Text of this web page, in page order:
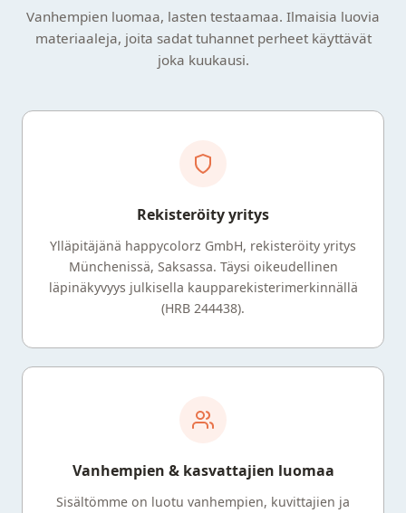
Vanhempien luomaa, lasten testaamaa. Ilmaisia luovia
materiaaleja, joita sadat tuhannet perheet käyttävät
joka kuukausi.
Rekisteröity yritys
Ylläpitäjänä happycolorz GmbH, rekisteröity yritys
Münchenissä, Saksassa. Täysi oikeudellinen
läpinäkyvyys julkisella kaupparekisterimerkinnällä
(HRB 244438).
Vanhempien & kasvattajien luomaa
Sisältömme on luotu vanhempien, kuvittajien ja